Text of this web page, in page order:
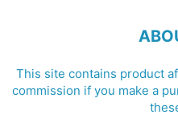
This site contains product
commission if you make a